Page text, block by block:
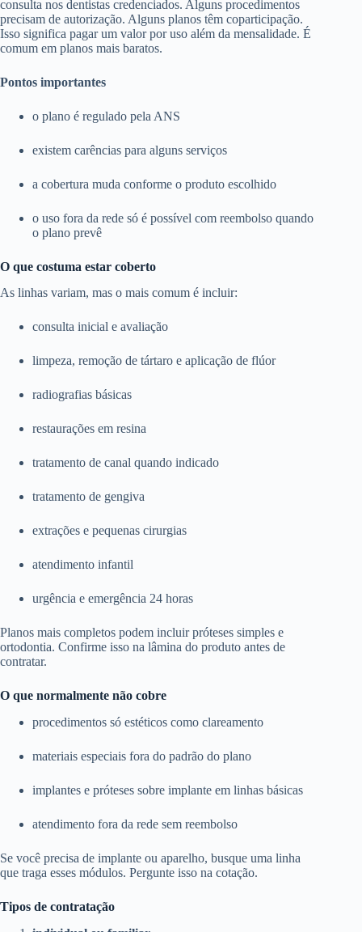
consulta nos dentistas credenciados. Alguns procedimentos
precisam de autorização. Alguns planos têm coparticipação.
Isso significa pagar um valor por uso além da mensalidade. É
comum em planos mais baratos.
Pontos importantes
o plano é regulado pela ANS
existem carências para alguns serviços
a cobertura muda conforme o produto escolhido
o uso fora da rede só é possível com reembolso quando
o plano prevê
O que costuma estar coberto
As linhas variam, mas o mais comum é incluir:
consulta inicial e avaliação
limpeza, remoção de tártaro e aplicação de flúor
radiografias básicas
restaurações em resina
tratamento de canal quando indicado
tratamento de gengiva
extrações e pequenas cirurgias
atendimento infantil
urgência e emergência 24 horas
Planos mais completos podem incluir próteses simples e
ortodontia. Confirme isso na lâmina do produto antes de
contratar.
O que normalmente não cobre
procedimentos só estéticos como clareamento
materiais especiais fora do padrão do plano
implantes e próteses sobre implante em linhas básicas
atendimento fora da rede sem reembolso
Se você precisa de implante ou aparelho, busque uma linha
que traga esses módulos. Pergunte isso na cotação.
Tipos de contratação